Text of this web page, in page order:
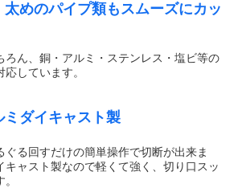
めのパイプ類もスムーズにカッ
ろん、銅・アルミ・ステンレス・塩ビ等の
しています。
ダイキャスト製
ぐる回すだけの簡単操作で切断が出来ま
キャスト製なので軽くて強く、切り口スッ